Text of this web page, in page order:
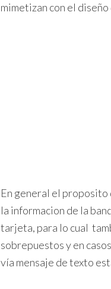
mimetizan con el
En general el proposito
la informacion de la
tarjeta, para lo cual
sobrepuestos y en
vía mensaje de texto